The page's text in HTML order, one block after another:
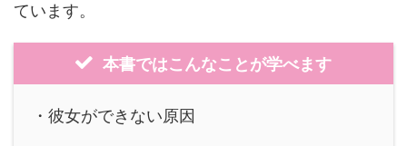
ています。
本書ではこんなことが学べます
・彼女ができない原因